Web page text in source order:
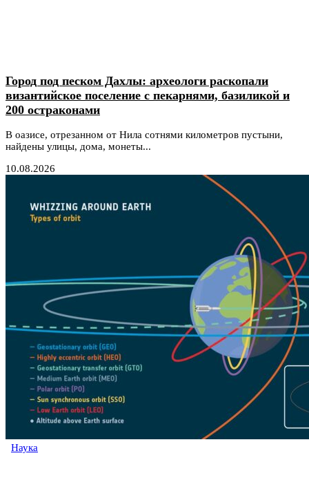
Город под песком Дахлы: археологи раскопали
византийское поселение с пекарнями, базиликой и
200 остраконами
В оазисе, отрезанном от Нила сотнями километров пустыни,
найдены улицы, дома, монеты...
10.08.2026
Наука